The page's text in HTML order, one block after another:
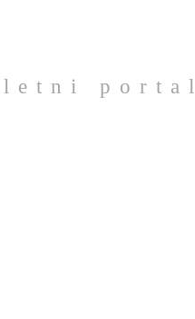
portal